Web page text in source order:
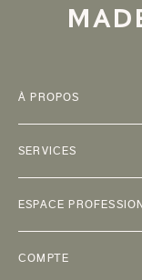
À PROPOS
SERVICES
ESPACE
COMPTE